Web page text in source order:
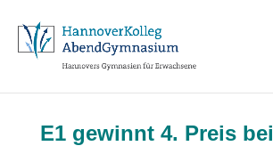
E1 gewinnt 4. Preis bei